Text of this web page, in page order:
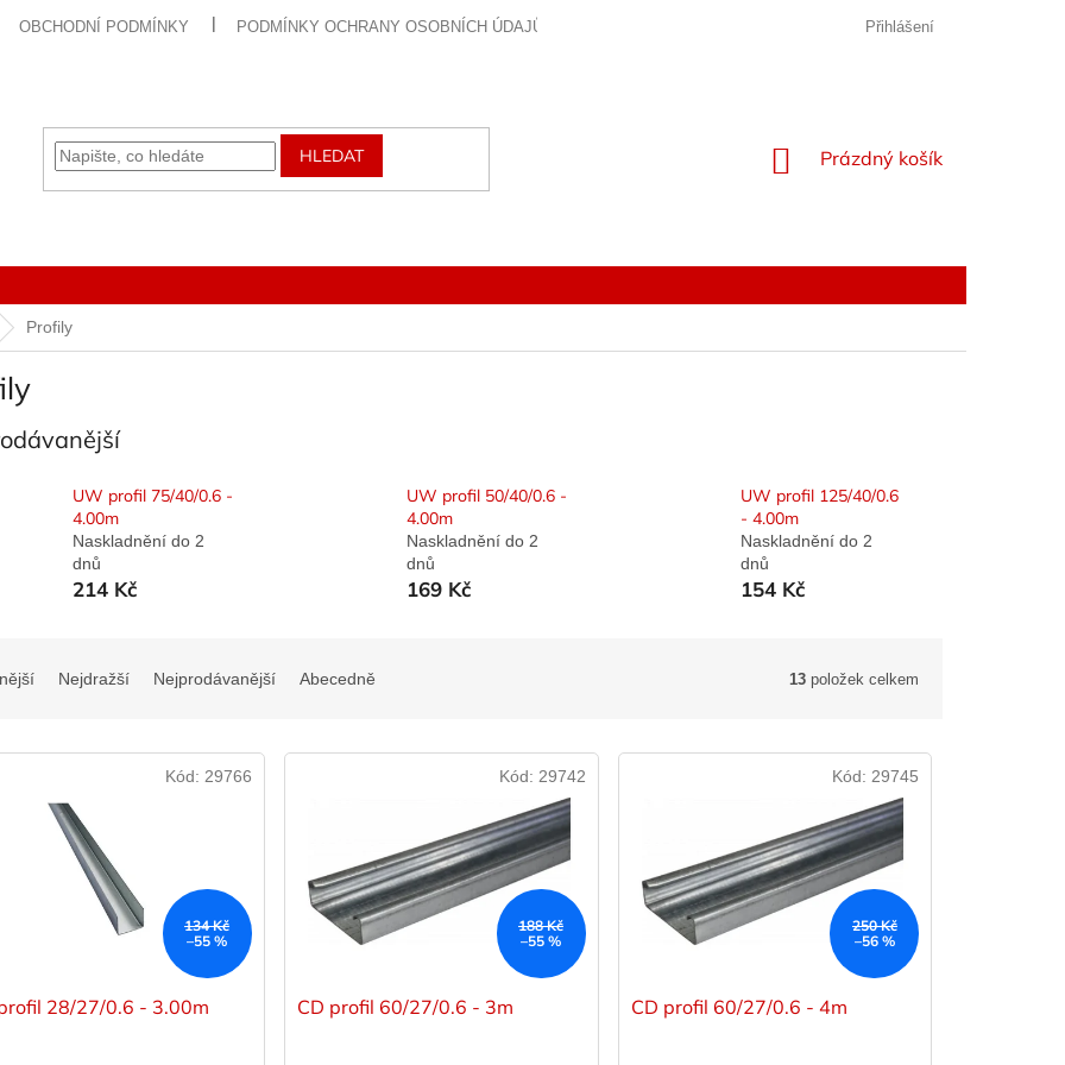
OBCHODNÍ PODMÍNKY PODMÍNKY OCHRANY OSOBNÍCH ÚDAJŮ Přihlášení
HLEDAT
NÁKUPNÍ
Prázdný košík
Profily
UW profil 75/40/0.6 -
4.00m
Naskladnění do 2
dnů
214 Kč
UW profil 50/40/0.6 -
4.00m
Naskladnění do 2
dnů
169 Kč
UW profil 125/40/0.6
- 4.00m
Naskladnění do 2
dnů
154 Kč
Nejdražší Nejprodávanější Abecedně 13 položek celkem
134 Kč
–55 %
28/27/0.6 - 3.00m
Kód: 29766
188 Kč
–55 %
CD profil 60/27/0.6 - 3m
Kód: 29742
250 Kč
–56 %
CD profil 60/27/0.6 - 4m
Kód: 29745